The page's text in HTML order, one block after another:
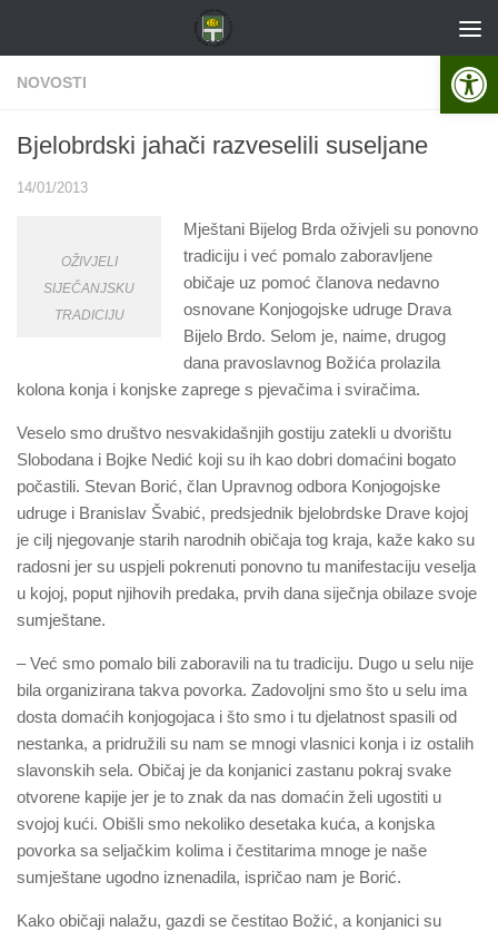
NOVOSTI
Bjelobrdski jahači razveselili suseljane
14/01/2013
OŽIVJELI
SIJEČANJSKU
TRADICIJU
Mještani Bijelog Brda oživjeli su ponovno
tradiciju i već pomalo zaboravljene
običaje uz pomoć članova nedavno
osnovane Konjogojske udruge Drava
Bijelo Brdo. Selom je, naime, drugog
dana pravoslavnog Božića prolazila
kolona konja i konjske zaprege s pjevačima i sviračima.
Veselo smo društvo nesvakidašnjih gostiju zatekli u dvorištu
Slobodana i Bojke Nedić koji su ih kao dobri domaćini bogato
počastili. Stevan Borić, član Upravnog odbora Konjogojske
udruge i Branislav Švabić, predsjednik bjelobrdske Drave kojoj
je cilj njegovanje starih narodnih običaja tog kraja, kaže kako su
radosni jer su uspjeli pokrenuti ponovno tu manifestaciju veselja
u kojoj, poput njihovih predaka, prvih dana siječnja obilaze svoje
sumještane.
– Već smo pomalo bili zaboravili na tu tradiciju. Dugo u selu nije
bila organizirana takva povorka. Zadovoljni smo što u selu ima
dosta domaćih konjogojaca i što smo i tu djelatnost spasili od
nestanka, a pridružili su nam se mnogi vlasnici konja i iz ostalih
slavonskih sela. Običaj je da konjanici zastanu pokraj svake
otvorene kapije jer je to znak da nas domaćin želi ugostiti u
svojoj kući. Obišli smo nekoliko desetaka kuća, a konjska
povorka sa seljačkim kolima i čestitarima mnoge je naše
sumještane ugodno iznenadila, ispričao nam je Borić.
Kako običaji nalažu, gazdi se čestitao Božić, a konjanici su